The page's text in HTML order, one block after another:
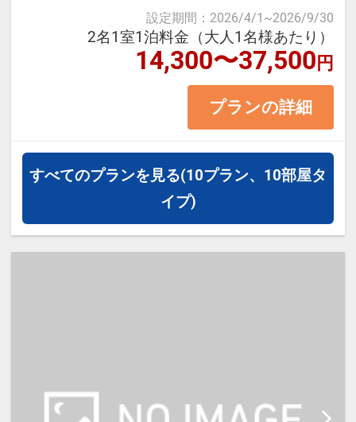
ルミナツイン 40平米 バス・トイ
レ付
正ベッド幅120cm×2台
*3名様の場合、正ベッド2台+エキス
トラベッドのご利用となります。
【宿泊施設における［こども・添い
寝〕について】
※幼児施設使用料（0歳～5歳／未就
み可能です。
設定期間 ： 2026/4/1 ~2026/9/30
2名1室1泊料金（大人1名様あたり）
14,300〜37,500円
プランの詳細
すべてのプランを見る(10プラン、10部屋タ
イプ)